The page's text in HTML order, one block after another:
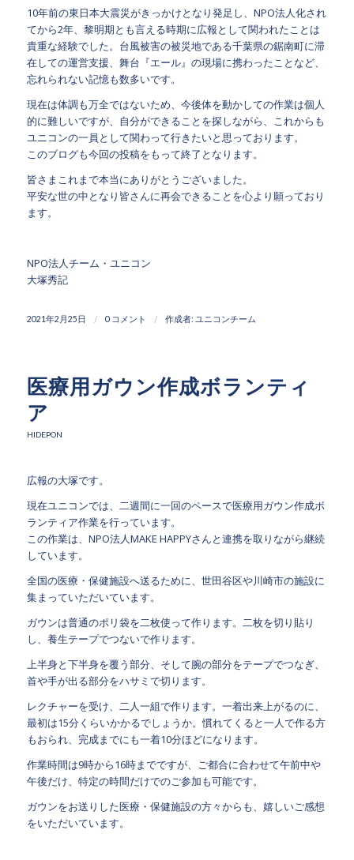
10年前の東日本大震災がきっかけとなり発足し、NPO法人化され
てから2年、黎明期とも言える時期に広報として関われたことは
貴重な経験でした。台風被害の被災地である千葉県の鋸南町に滞
在しての運営支援、舞台『エール』の現場に携わったことなど、
忘れられない記憶も数多いです。
現在は体調も万全ではないため、今後体を動かしての作業は個人
的に難しいですが、自分ができることを探しながら、これからも
ユニコンの一員として関わって行きたいと思っております。
このブログも今回の投稿をもって終了となります。
皆さまこれまで本当にありがとうございました。
平安な世の中となり皆さんに再会できることを心より願っており
ます。
NPO法人チーム・ユニコン
大塚秀記
2021年2月25日 / 0 コメント / 作成者: ユニコンチーム
医療用ガウン作成ボランティ
ア
HIDEPON
広報の大塚です。
現在ユニコンでは、二週間に一回のペースで医療用ガウン作成ボ
ランティア作業を行っています。
この作業は、NPO法人MAKE HAPPYさんと連携を取りながら継続
しています。
全国の医療・保健施設へ送るために、世田谷区や川崎市の施設に
集まっていただいています。
ガウンは普通のポリ袋を二枚使って作ります。二枚を切り貼り
し、養生テープでつないで作ります。
上半身と下半身を覆う部分、そして腕の部分をテープでつなぎ、
首や手が出る部分をハサミで切ります。
レクチャーを受け、二人一組で作ります。一着出来上がるのに、
最初は15分くらいかかるでしょうか。慣れてくると一人で作る方
もおられ、完成までにも一着10分ほどになります。
作業時間は9時から16時までですが、ご都合に合わせて午前中や
午後だけ、特定の時間だけでのご参加も可能です。
ガウンをお送りした医療・保健施設の方々からも、嬉しいご感想
をいただいています。